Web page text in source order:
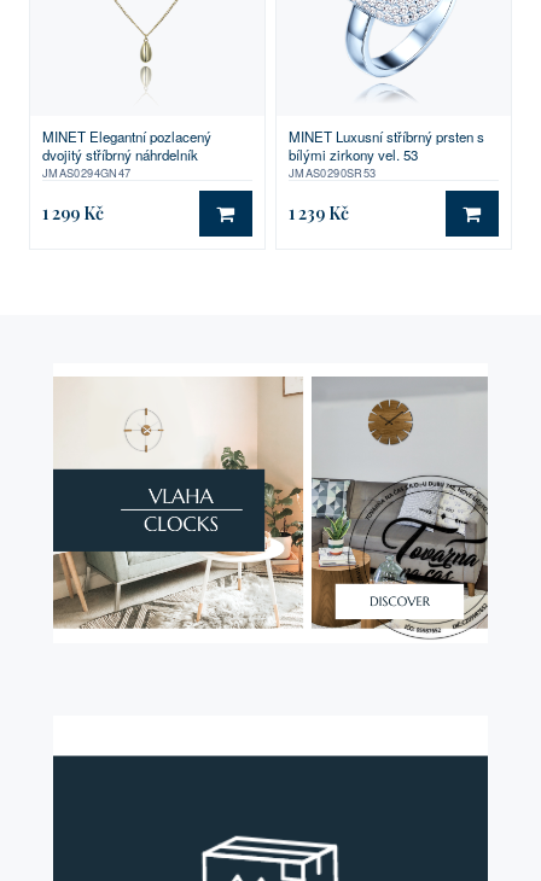
MINET Elegantní pozlacený
dvojitý stříbrný náhrdelník
JMAS0294GN47
1 299 Kč DO KOŠÍKU
MINET Luxusní stříbrný prsten s
bílými zirkony vel. 53
JMAS0290SR53
1 239 Kč DO